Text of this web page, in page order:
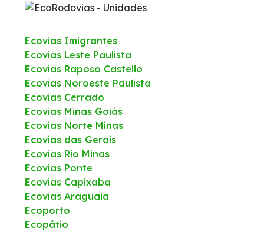
Ecovias Imigrantes
Ecovias Leste Paulista
Ecovias Raposo Castello
Ecovias Noroeste Paulista
Ecovias Cerrado
Ecovias Minas Goiás
Ecovias Norte Minas
Ecovias das Gerais
Ecovias Rio Minas
Ecovias Ponte
Ecovias Capixaba
Ecovias Araguaia
Ecoporto
Ecopátio